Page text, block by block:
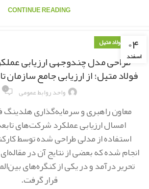
CONTINUE READING
۰۴
اسفند
اخبار فولاد متیل
طراحی مدل چندوجهی ارزیابی
فولاد متیل؛ از ارزیابی جامع سازمان
واحد روابط عمومی ۰
معاون راهبری و سرمایه‌گذاری
امسال ارزیابی عملکرد شرکت‌های
استفاده از مدلی طراحی شده توسط
انجام شده که بعضی از نتایج آن در
تحریر درآمد و در یکی از کنگره‌های
قرار گرفت.